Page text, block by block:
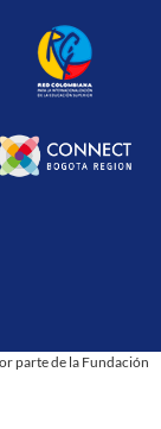
parte de la Fundación